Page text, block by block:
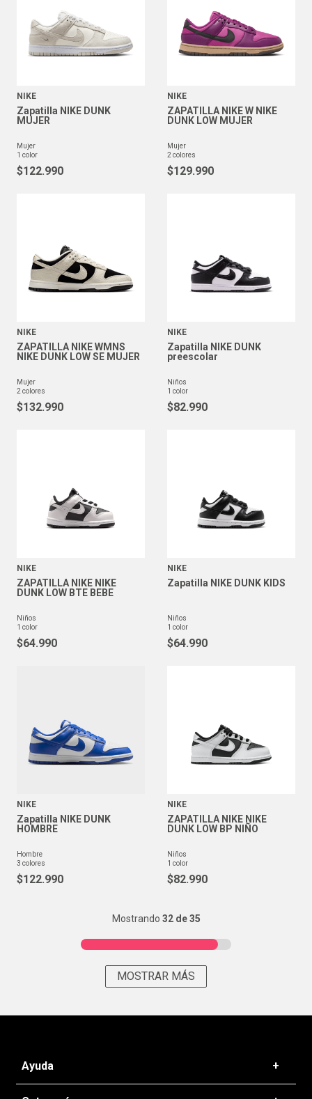
NIKE
Zapatilla NIKE DUNK
MUJER
mujer
1 color
$122.990
NIKE
ZAPATILLA NIKE W NIKE
DUNK LOW MUJER
mujer
2 colores
$129.990
NIKE
ZAPATILLA NIKE WMNS
NIKE DUNK LOW SE MUJER
mujer
2 colores
$132.990
NIKE
Zapatilla NIKE DUNK
preescolar
niños
1 color
$82.990
NIKE
ZAPATILLA NIKE NIKE
DUNK LOW BTE BEBE
niños
1 color
$64.990
NIKE
Zapatilla NIKE DUNK KIDS
niños
1 color
$64.990
NIKE
Zapatilla NIKE DUNK
HOMBRE
hombre
3 colores
$122.990
NIKE
ZAPATILLA NIKE NIKE
DUNK LOW BP NIÑO
niños
1 color
$82.990
Mostrando 32 de 35
MOSTRAR MÁS
Ayuda +
Preguntas frecuentes